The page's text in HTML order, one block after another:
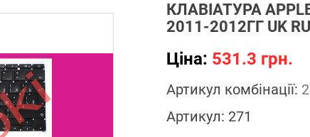
КЛАВІАТУРА
2011-2012ГГ UK
Ціна: 531.3 грн.
Артикул комбінації:
Артикул: 271